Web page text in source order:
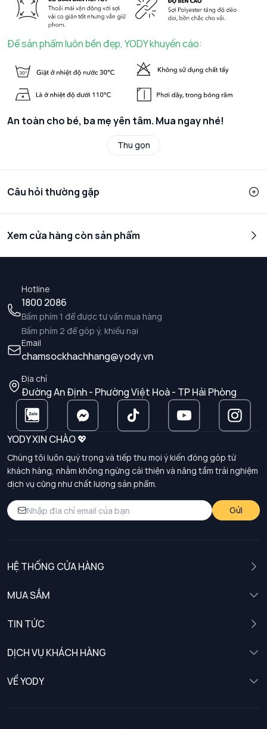
Để sản phẩm luôn bền đẹp, YODY khuyến cáo:
An toàn cho bé, ba mẹ yên tâm. Mua ngay nhé!
Thu gọn
Câu hỏi thường gặp
Xem cửa hàng còn sản phẩm
Hotline
1800 2086
Bấm phím 1 để được tư vấn mua hàng
Bấm phím 2 để góp ý, khiếu nại
Email
chamsockhachhang@yody.vn
Địa chỉ
Đường An Định - Phường Việt Hoà - TP Hải Phòng
YODY XIN CHÀO 💖
Chúng tôi luôn quý trọng và tiếp thu mọi ý kiến đóng góp từ
khách hàng, nhằm không ngừng cải thiện và nâng tầm trải nghiệm
dịch vụ cũng như chất lượng sản phẩm.
Gửi
HỆ THỐNG CỬA HÀNG
MUA SẮM
TIN TỨC
DỊCH VỤ KHÁCH HÀNG
Chính sách khách hàng thân thiết
VỀ YODY